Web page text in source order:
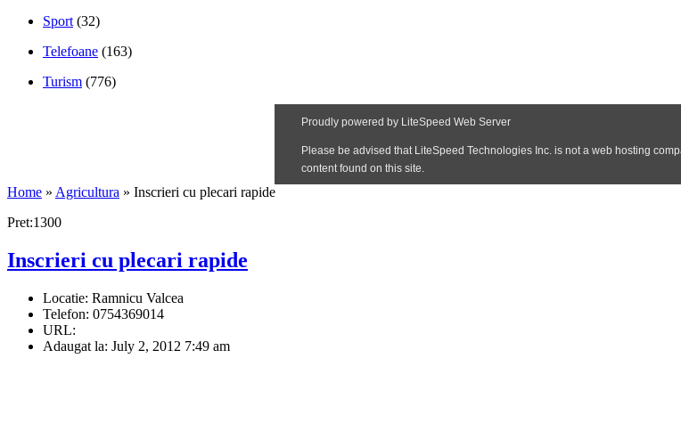
Sport (32)
Telefoane (163)
Turism (776)
Home » Agricultura » Inscrieri cu plecari rapide
Pret:1300
Inscrieri cu plecari rapide
Locatie: Ramnicu Valcea
Telefon: 0754369014
URL:
Adaugat la: July 2, 2012 7:49 am